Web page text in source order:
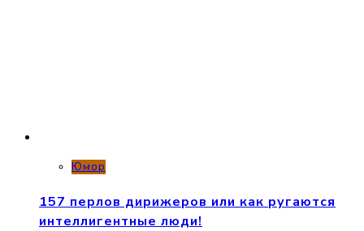
Юмор
157 перлов дирижеров или как ругаются
интеллигентные люди!